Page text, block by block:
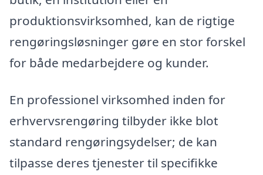
produktionsvirksomhed, kan de rigtige
rengøringsløsninger gøre en stor forskel
for både medarbejdere og kunder.
En professionel virksomhed inden for
erhvervsrengøring tilbyder ikke blot
standard rengøringsydelser; de kan
tilpasse deres tjenester til specifikke